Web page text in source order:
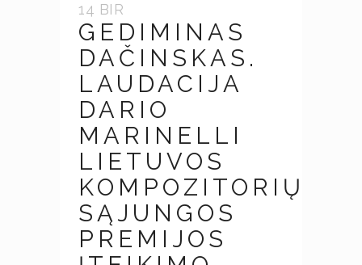
14 BIR
GEDIMINAS
DAČINSKAS.
LAUDACIJA
DARIO
MARINELLI
LIETUVOS
KOMPOZITORIŲ
SĄJUNGOS
PREMIJOS